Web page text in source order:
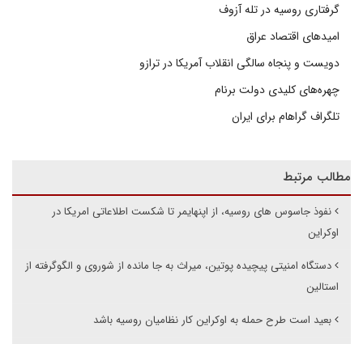
گرفتاری روسیه در تله آزوف
امیدهای اقتصاد عراق
دویست و پنجاه سالگی انقلاب آمریکا در ترازو
چهره‌های کلیدی دولت برنام
تلگراف گراهام برای ایران
مطالب مرتبط
نفوذ جاسوس های روسیه، از اپنهایمر تا شکست اطلاعاتی امریکا در
اوکراین
دستگاه امنیتی پیچیده پوتین، میراث به جا مانده از شوروی و الگوگرفته از
استالین
بعید است طرح حمله به اوکراین کار نظامیان روسیه باشد